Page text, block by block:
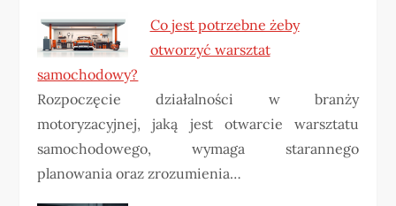
Co jest potrzebne żeby
otworzyć warsztat
samochodowy?
Rozpoczęcie działalności w branży
motoryzacyjnej, jaką jest otwarcie warsztatu
samochodowego, wymaga starannego
planowania oraz zrozumienia…